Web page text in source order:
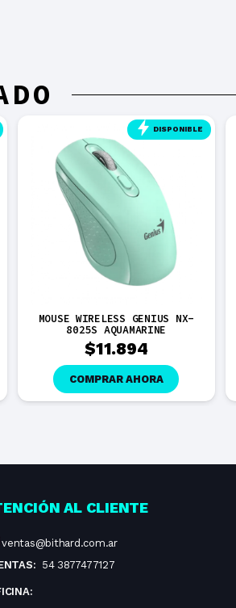
DISPONIBLE
MOUSE WIRELESS GENIUS NX-
8025S AQUAMARINE
$11.894
COMPRAR AHORA
AL CLIENTE
ventas@bithard.com.ar
54 3877477127